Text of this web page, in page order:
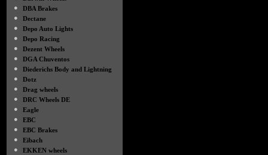
●
DBA Brakes
●
Dectane
●
Depo Auto Lights
●
Depo Racing
●
Dezent Wheels
●
DGA Chuventos
●
Diederichs Body and Lightning
●
Dotz
●
Drag wheels
●
DRC Wheels DE
●
Eagle
●
EBC
●
EBC Brakes
●
Eibach
●
EKKEN wheels